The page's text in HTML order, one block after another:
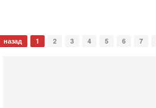
назад 1 2 3 4 5 6 7